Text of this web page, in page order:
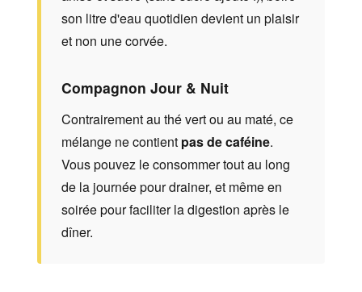
son litre d'eau quotidien devient un plaisir
et non une corvée.
Compagnon Jour & Nuit
Contrairement au thé vert ou au maté, ce
mélange ne contient pas de caféine.
Vous pouvez le consommer tout au long
de la journée pour drainer, et même en
soirée pour faciliter la digestion après le
dîner.